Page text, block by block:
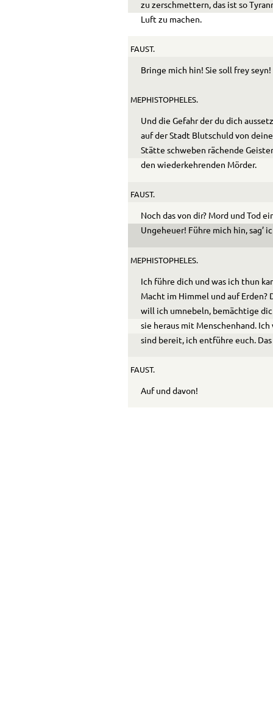
zu zer­schmettern, das ist so
Luft zu machen.
FAUST.
Bringe mich hin! Sie soll frey seyn!
MEPHISTOPHELES.
Und die Gefahr der du dich
auf der Stadt Blut­schuld von
Stätte schweben rächende
den wiederkehrenden Mörder.
FAUST.
Noch das von dir? Mord und Tod
Ungeheuer! Führe mich hin, sag’
MEPHISTOPHELES.
Ich führe dich und was ich thun
Macht im Him­mel und auf Erden?
will ich umnebeln, bemächtige
sie heraus mit Menschenhand.
sind bereit, ich entführe euch.
FAUST.
Auf und davon!